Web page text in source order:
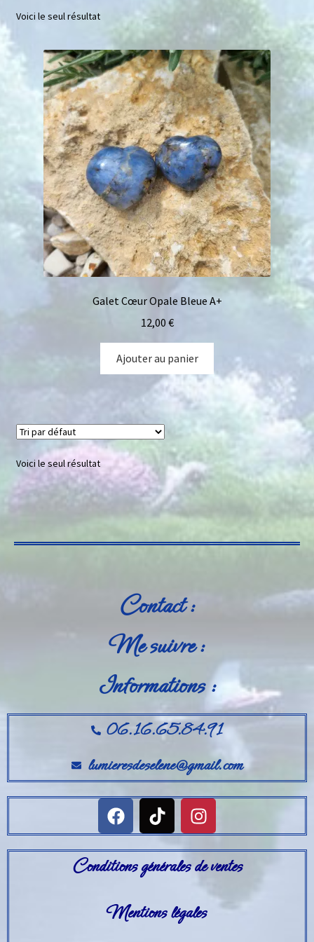
Mini géodes
Bougies lithothérapie
Packs
Carte Cadeau
Qui suis-je ?
Avis clients
Mon compte
Panier
Voici le seul résultat
Galet Cœur Opale Bleue A+
12,00 €
Ajouter au panier
Voici le seul résultat
Contact :
Me suivre :
Informations :
06.16.65.84.91
lumieresdeselene@gmail.com
Conditions générales de ventes
Mentions légales